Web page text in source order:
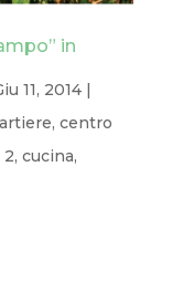
in
11, 2014|
, centro
2, cucina,